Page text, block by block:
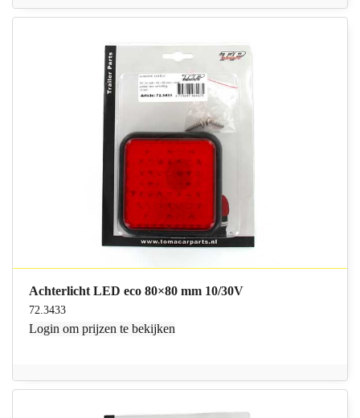
Achterlicht LED eco 80×80 mm 10/30V
72.3433
Login om prijzen te bekijken